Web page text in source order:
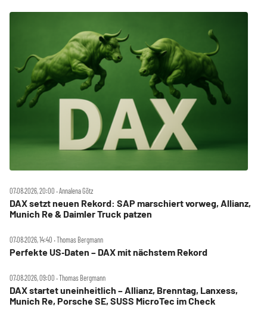
07.08.2026, 20:00 ‧ Annalena Götz
DAX setzt neuen Rekord: SAP marschiert vorweg, Allianz,
Munich Re & Daimler Truck patzen
07.08.2026, 14:40 ‧ Thomas Bergmann
Perfekte US‑Daten – DAX mit nächstem Rekord
07.08.2026, 09:00 ‧ Thomas Bergmann
DAX startet uneinheitlich – Allianz, Brenntag, Lanxess,
Munich Re, Porsche SE, SUSS MicroTec im Check